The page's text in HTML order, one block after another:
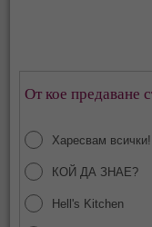
От кое предаване
Харесвам всички!
КОЙ ДА ЗНАЕ?
Hell's Kitchen